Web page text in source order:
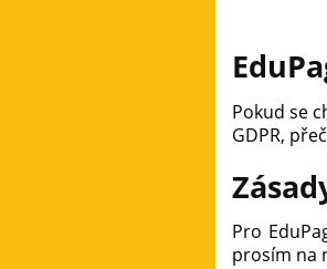
Pokud se
GDPR,
Pro
prosím na